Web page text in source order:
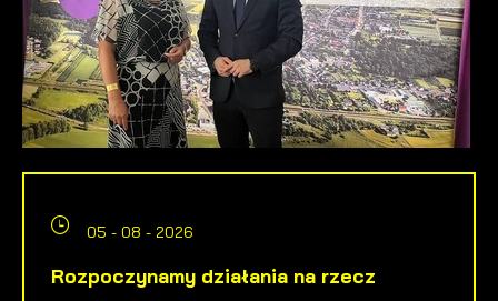
05 - 08 - 2026
Rozpoczynamy działania na rzecz